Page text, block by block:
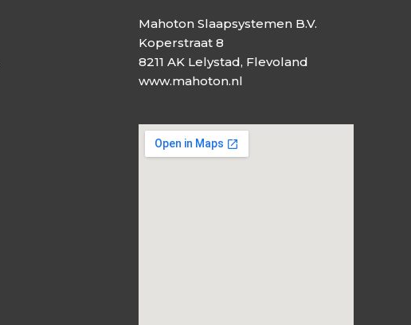
Mahoton Slaapsystemen B.V.
Koperstraat 8
8211 AK Lelystad, Flevoland
www.mahoton.nl